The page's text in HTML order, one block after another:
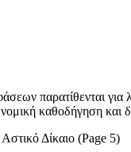
παρατίθενται
νομική καθοδήγηση
Αστικό Δίκαιο (Page 5)